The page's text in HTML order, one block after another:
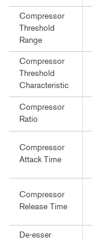
Compressor
Threshold
Range
Compressor
Threshold
Characteristic
Compressor
Ratio
Compressor
Attack Time
Compressor
Release Time
De-esser